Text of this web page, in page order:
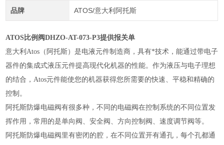
品牌 ATOS/意大利阿托斯
ATOS比例阀DHZO-AT-073-P3提供报关单
意大利Atos（阿托斯）是电液元件制造商，具有*技术，能通过带电子
器件的集成式液压元件提高现代化机器的性能。作为液压与电子理想
的结合，Atos元件能使您的机器获得您所需要的快速、平稳和精确的
控制。
阿托斯防爆电磁阀有很多种，不同的电磁阀在控制系统的不同位置发
挥作用，常用的是单向阀、安全阀、方向控制阀、速度调节阀等。
阿托斯防爆电磁阀里有密闭的腔，在不同位置开有通孔，每个孔都通